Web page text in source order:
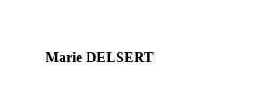
Marie DELSERT